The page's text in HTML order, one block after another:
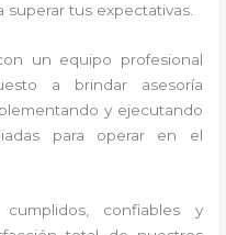
tus expectativas.
un equipo profesional
a brindar asesoría
y ejecutando
para operar en el
confiables y